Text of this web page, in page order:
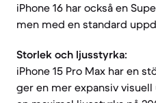
iPhone 16 har också en
men med en standard
Storlek och ljusstyrka:
iPhone 15 Pro Max har en
ger en mer expansiv